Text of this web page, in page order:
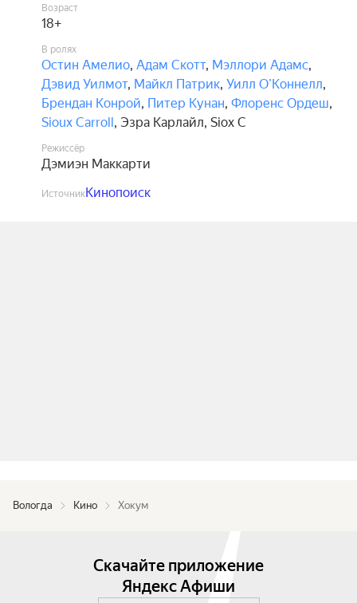
Возраст
18+
В ролях
Остин Амелио, Адам Скотт, Мэллори Адамс,
Дэвид Уилмот, Майкл Патрик, Уилл О’Коннелл,
Брендан Конрой, Питер Кунан, Флоренс Ордеш,
Sioux Carroll, Эзра Карлайл, Siox C
Режиссёр
Дэмиэн Маккарти
ИсточникКинопоиск
Вологда Кино Хокум
Скачайте приложение
Яндекс Афиши